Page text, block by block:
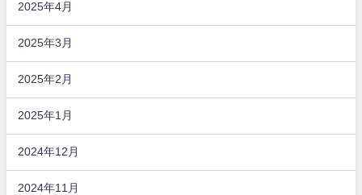
2025年4月
2025年3月
2025年2月
2025年1月
2024年12月
2024年11月